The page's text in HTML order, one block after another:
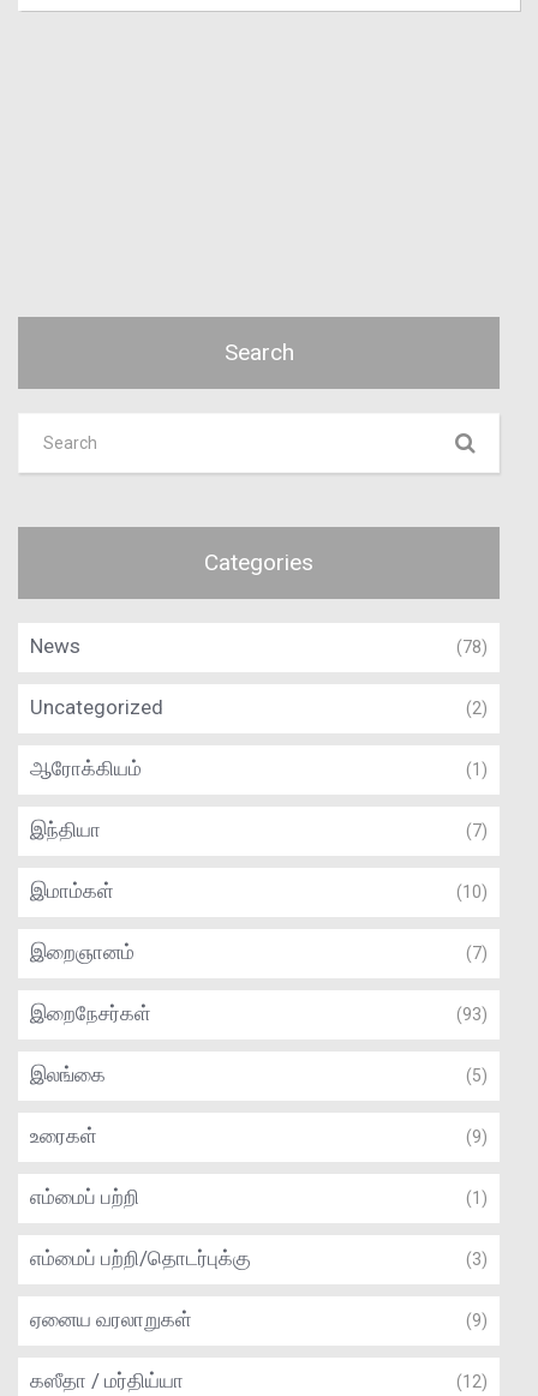
Search
Categories
News (78)
Uncategorized (2)
ஆரோக்கியம் (1)
இந்தியா (7)
இமாம்கள் (10)
இறைஞானம் (7)
இறைநேசர்கள் (93)
இலங்கை (5)
உரைகள் (9)
எம்மைப் பற்றி (1)
எம்மைப் பற்றி/தொடர்புக்கு (3)
ஏனைய வரலாறுகள் (9)
கஸீதா / மர்திய்யா (12)